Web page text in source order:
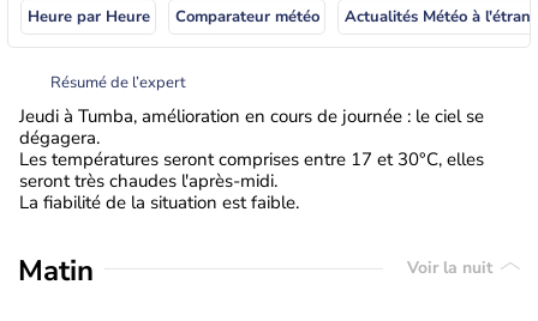
Heure par Heure Comparateur météo
Résumé de l’expert
Jeudi à Tumba, amélioration en cours de journée : le ciel se
dégagera.
Les températures seront comprises entre 17 et 30°C, elles
seront très chaudes l'après-midi.
La fiabilité de la situation est faible.
Matin Voir la nuit